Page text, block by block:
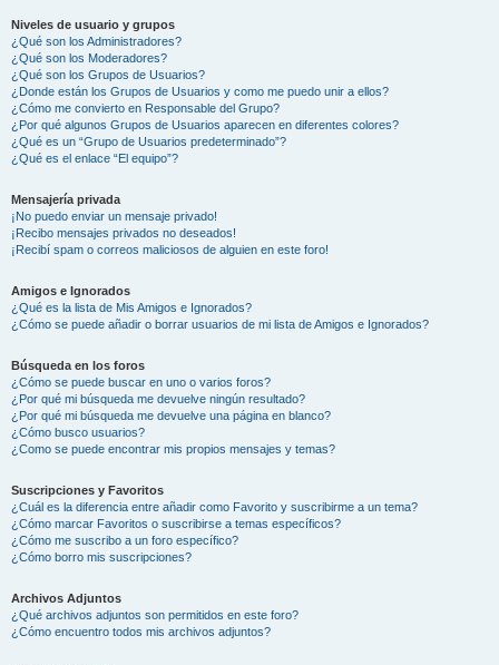
Niveles de usuario y grupos
¿Qué son los Administradores?
¿Qué son los Moderadores?
¿Qué son los Grupos de Usuarios?
¿Donde están los Grupos de Usuarios y como me puedo unir a ellos?
¿Cómo me convierto en Responsable del Grupo?
¿Por qué algunos Grupos de Usuarios aparecen en diferentes colores?
¿Qué es un “Grupo de Usuarios predeterminado”?
¿Qué es el enlace “El equipo”?
Mensajería privada
¡No puedo enviar un mensaje privado!
¡Recibo mensajes privados no deseados!
¡Recibí spam o correos maliciosos de alguien en este foro!
Amigos e Ignorados
¿Qué es la lista de Mis Amigos e Ignorados?
¿Cómo se puede añadir o borrar usuarios de mi lista de Amigos e Ignorados?
Búsqueda en los foros
¿Cómo se puede buscar en uno o varios foros?
¿Por qué mi búsqueda me devuelve ningún resultado?
¿Por qué mi búsqueda me devuelve una página en blanco?
¿Cómo busco usuarios?
¿Como se puede encontrar mis propios mensajes y temas?
Suscripciones y Favoritos
¿Cuál es la diferencia entre añadir como Favorito y suscribirme a un tema?
¿Cómo marcar Favoritos o suscribirse a temas específicos?
¿Cómo me suscribo a un foro específico?
¿Cómo borro mis suscripciones?
Archivos Adjuntos
¿Qué archivos adjuntos son permitidos en este foro?
¿Cómo encuentro todos mis archivos adjuntos?